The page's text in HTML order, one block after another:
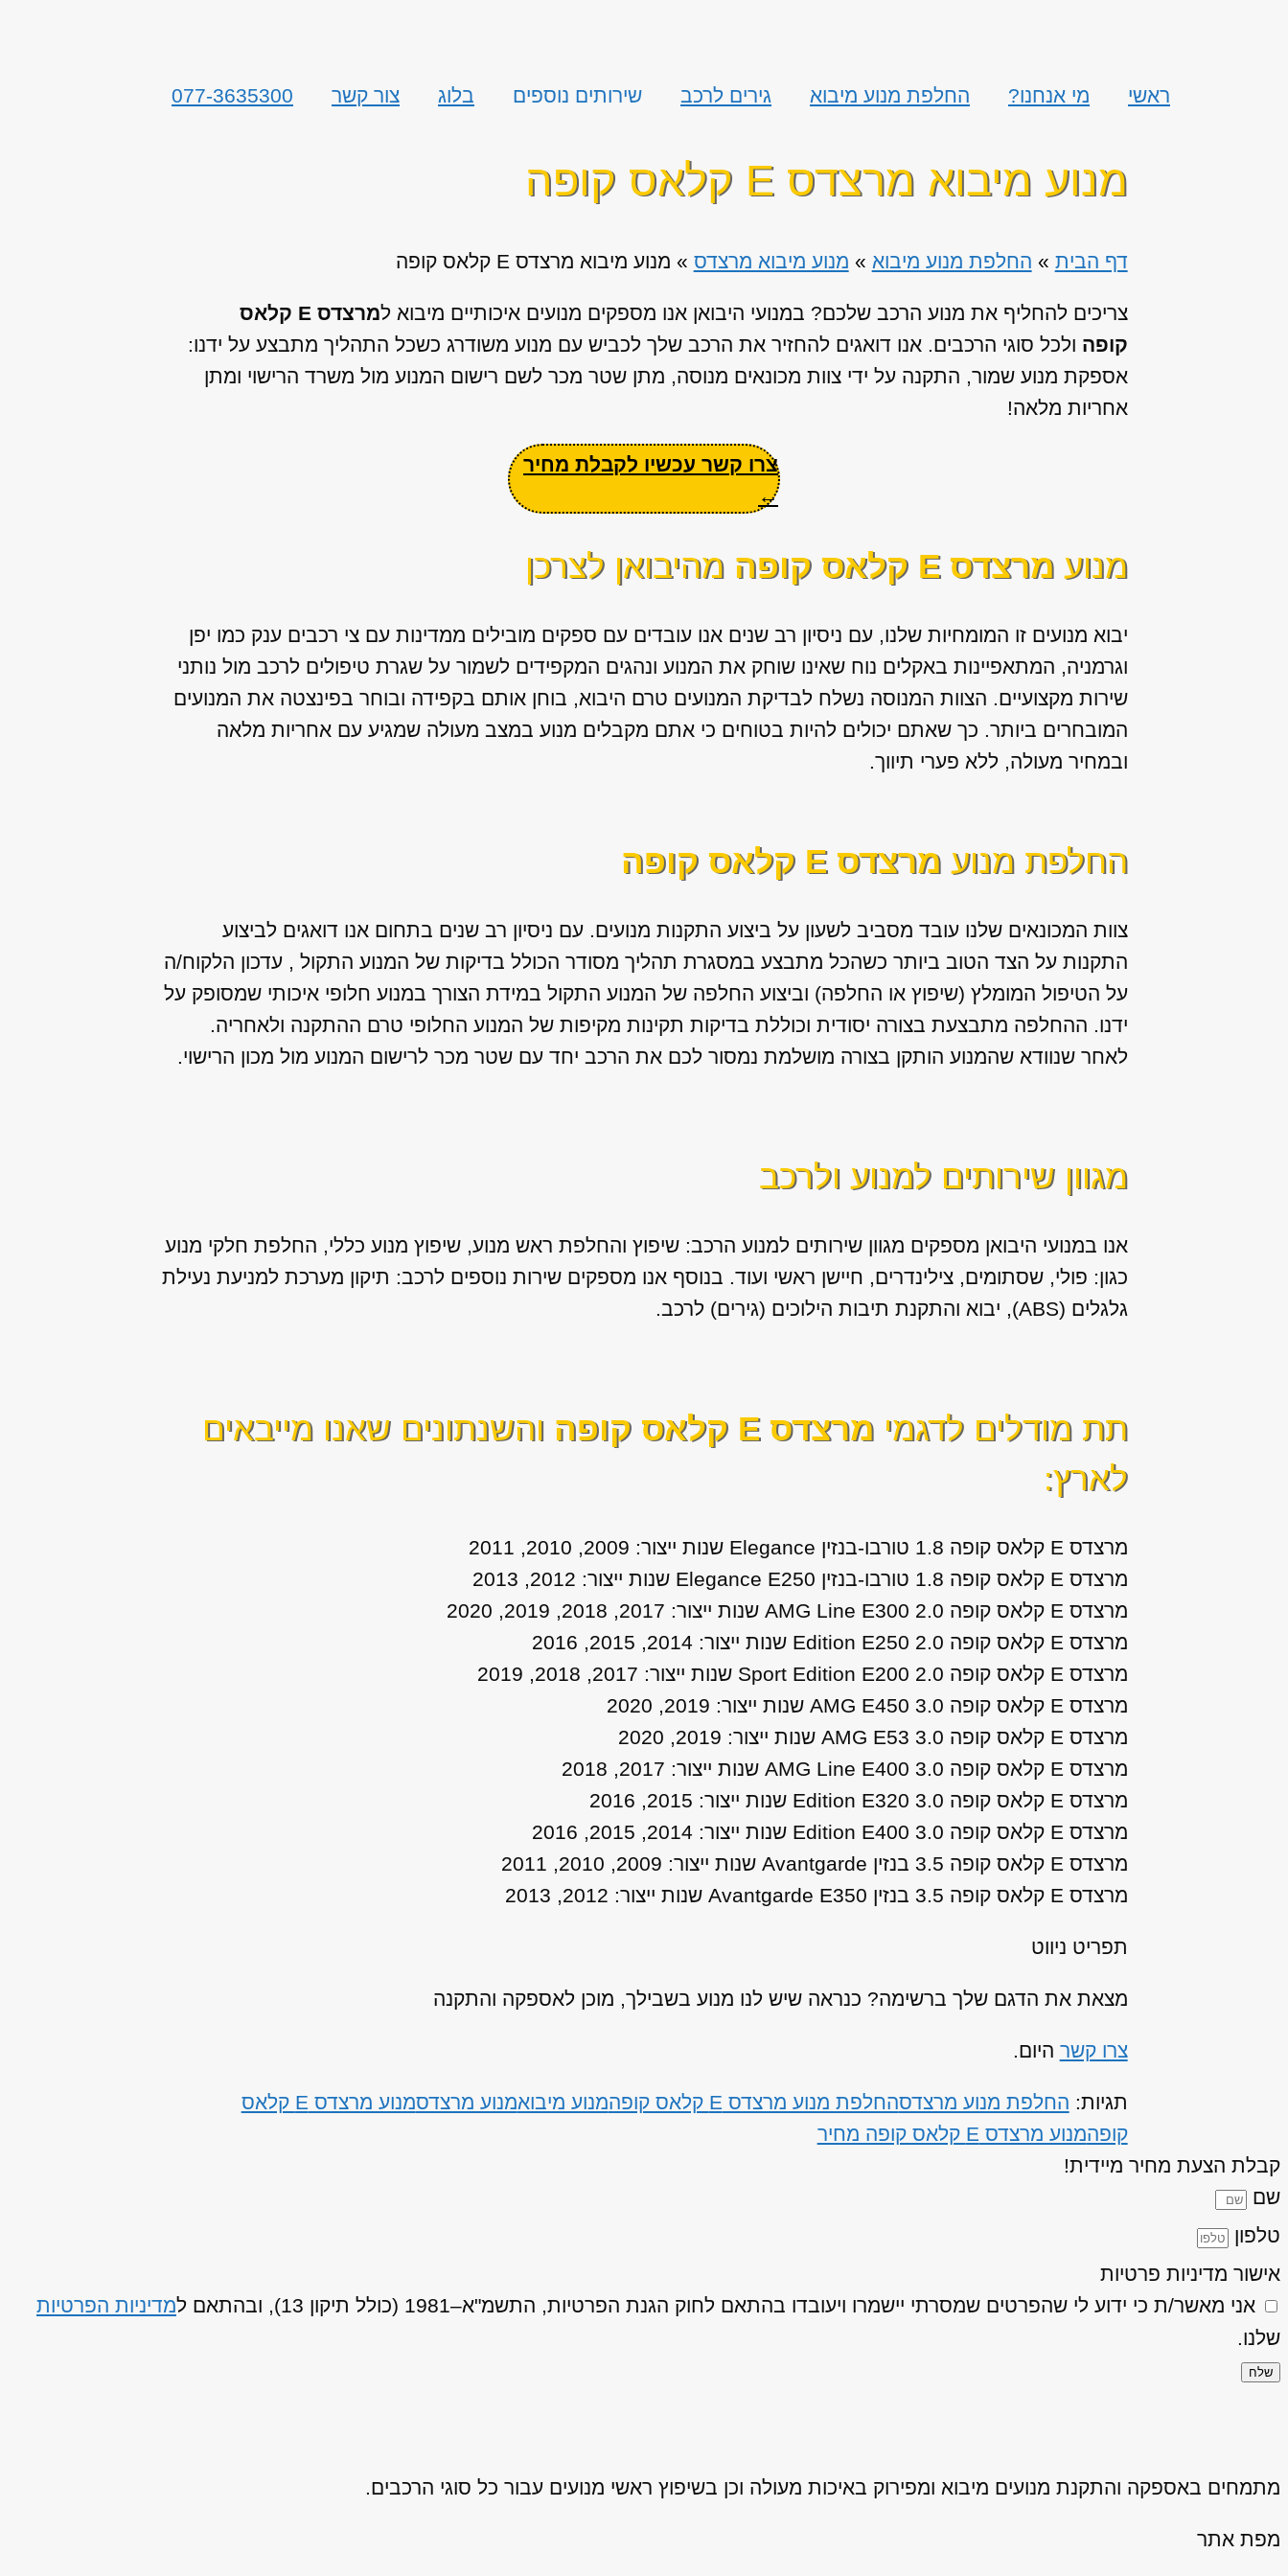
ראשי מי אנחנו? החלפת מנוע מיבוא גירים לרכב שירותים נוספים בלוג צור קשר 077-3635300
מנוע מיבוא מרצדס E קלאס קופה
דף הבית » החלפת מנוע מיבוא » מנוע מיבוא מרצדס » מנוע מיבוא מרצדס E קלאס קופה
צריכים להחליף את מנוע הרכב שלכם? במנועי היבואן אנו מספקים מנועים איכותיים מיבוא ל
מרצדס E קלאס
קופה ולכל סוגי הרכבים. אנו דואגים להחזיר את הרכב שלך לכביש עם מנוע משודרג כשכל התהליך מתבצע על ידנו:
אספקת מנוע שמור, התקנה על ידי צוות מכונאים מנוסה, מתן שטר מכר לשם רישום המנוע מול משרד הרישוי ומתן
אחריות מלאה!
צרו קשר עכשיו לקבלת מחיר
←
מנועמרצדס E קלאס קופה מהיבואן לצרכן
יבוא מנועים זו המומחיות שלנו, עם ניסיון רב שנים אנו עובדים עם ספקים מובילים ממדינות עם צי רכבים ענק כמו יפן
וגרמניה, המתאפיינות באקלים נוח שאינו שוחק את המנוע ונהגים המקפידים לשמור על שגרת טיפולים לרכב מול נותני
שירות מקצועיים. הצוות המנוסה נשלח לבדיקת המנועים טרם היבוא, בוחן אותם בקפידה ובוחר בפינצטה את המנועים
המובחרים ביותר. כך שאתם יכולים להיות בטוחים כי אתם מקבלים מנוע במצב מעולה שמגיע עם אחריות מלאה
ובמחיר מעולה, ללא פערי תיווך.
החלפת מנועמרצדס E קלאס קופה
צוות המכונאים שלנו עובד מסביב לשעון על ביצוע התקנות מנועים. עם ניסיון רב שנים בתחום אנו דואגים לביצוע
התקנות על הצד הטוב ביותר כשהכל מתבצע במסגרת תהליך מסודר הכולל בדיקות של המנוע התקול , עדכון הלקוח/ה
על הטיפול המומלץ (שיפוץ או החלפה) וביצוע החלפה של המנוע התקול במידת הצורך במנוע חלופי איכותי שמסופק על
ידנו. ההחלפה מתבצעת בצורה יסודית וכוללת בדיקות תקינות מקיפות של המנוע החלופי טרם ההתקנה ולאחריה.
לאחר שנוודא שהמנוע הותקן בצורה מושלמת נמסור לכם את הרכב יחד עם שטר מכר לרישום המנוע מול מכון הרישוי.
מגוון שירותים למנוע ולרכב
אנו במנועי היבואן מספקים מגוון שירותים למנוע הרכב: שיפוץ והחלפת ראש מנוע, שיפוץ מנוע כללי, החלפת חלקי מנוע
כגון: פולי, שסתומים, צילינדרים, חיישן ראשי ועוד. בנוסף אנו מספקים שירות נוספים לרכב: תיקון מערכת למניעת נעילת
גלגלים (ABS), יבוא והתקנת תיבות הילוכים (גירים) לרכב.
תת מודלים לדגמימרצדס E קלאס קופה
והשנתונים שאנו מייבאים
לארץ:
מרצדס E קלאס קופה 1.8 טורבו-בנזין Elegance שנות ייצור: 2009, 2010, 2011
מרצדס E קלאס קופה 1.8 טורבו-בנזין Elegance E250 שנות ייצור: 2012, 2013
מרצדס E קלאס קופה 2.0 AMG Line E300 שנות ייצור: 2017, 2018, 2019, 2020
מרצדס E קלאס קופה 2.0 Edition E250 שנות ייצור: 2014, 2015, 2016
מרצדס E קלאס קופה 2.0 Sport Edition E200 שנות ייצור: 2017, 2018, 2019
מרצדס E קלאס קופה 3.0 AMG E450 שנות ייצור: 2019, 2020
מרצדס E קלאס קופה 3.0 AMG E53 שנות ייצור: 2019, 2020
מרצדס E קלאס קופה 3.0 AMG Line E400 שנות ייצור: 2017, 2018
מרצדס E קלאס קופה 3.0 Edition E320 שנות ייצור: 2015, 2016
מרצדס E קלאס קופה 3.0 Edition E400 שנות ייצור: 2014, 2015, 2016
מרצדס E קלאס קופה 3.5 בנזין Avantgarde שנות ייצור: 2009, 2010, 2011
מרצדס E קלאס קופה 3.5 בנזין Avantgarde E350 שנות ייצור: 2012, 2013
תפריט ניווט
מצאת את הדגם שלך ברשימה? כנראה שיש לנו מנוע בשבילך, מוכן לאספקה והתקנה
צרו קשר היום.
תגיות: החלפת מנוע מרצדסהחלפת מנוע מרצדס E קלאס קופה מנוע מיבואמנוע מרצדס
מנוע מרצדס E קלאס
קופהמנוע מרצדס E קלאס קופה מחיר
קבלת הצעת מחיר מיידית!
שם
טלפון
אישור מדיניות פרטיות
אני מאשר/ת כי ידוע לי שהפרטים שמסרתי יישמרו ויעובדו בהתאם לחוק הגנת הפרטיות, התשמ"א–1981 (כולל תיקון 13), ובהתאם ל
מדיניות הפרטיות
שלנו.
שלח
מתמחים באספקה והתקנת מנועים מיבוא ומפירוק באיכות מעולה וכן בשיפוץ ראשי מנועים עבור כל סוגי הרכבים.
מפת אתר